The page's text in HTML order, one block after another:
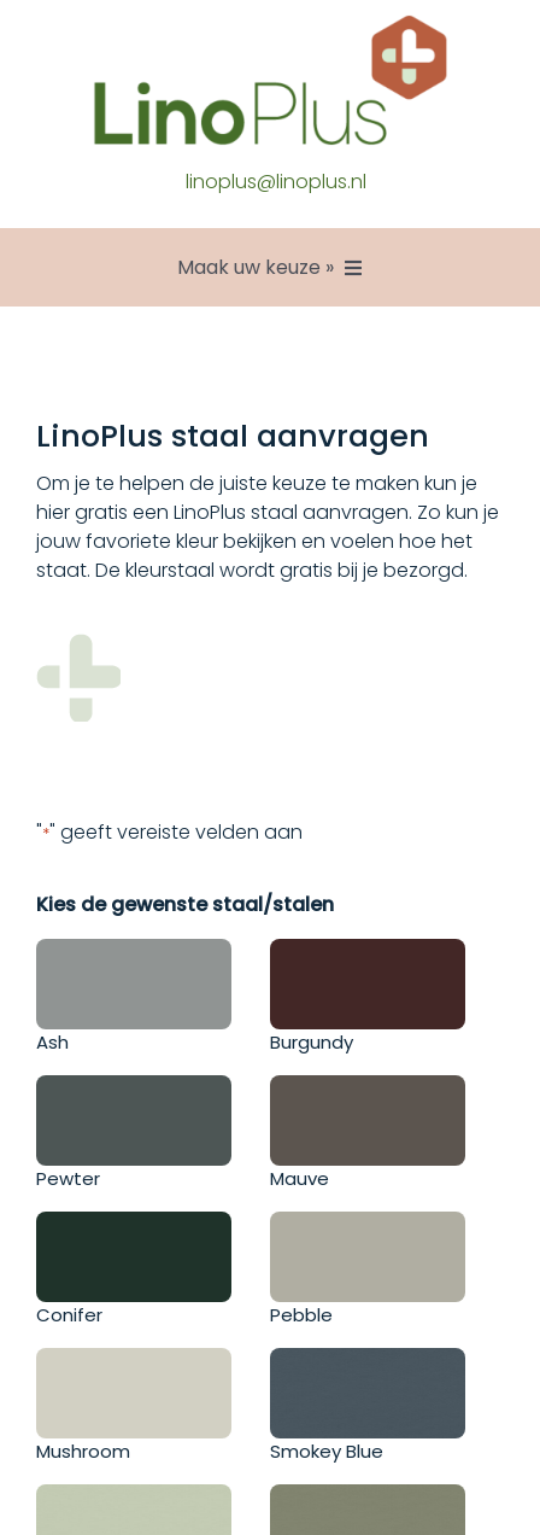
linoplus@linoplus.nl
Maak uw keuze »
Inspiratie
FAQ
LinoPlus staal aanvragen
Om je te helpen de juiste keuze te maken kun je
hier gratis een LinoPlus staal aanvragen. Zo kun je
jouw favoriete kleur bekijken en voelen hoe het
staat. De kleurstaal wordt gratis bij je bezorgd.
"*" geeft vereiste velden aan
Kies de gewenste staal/stalen
Ash Burgundy
Pewter Mauve
Conifer Pebble
Mushroom Smokey Blue